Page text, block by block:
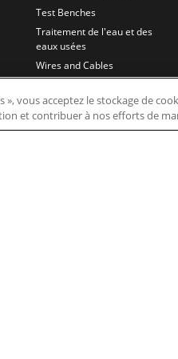
Test Benches
Traitement de l'eau et des
eaux usées
Wires and Cables
», vous acceptez le stockage de
et contribuer à nos efforts de